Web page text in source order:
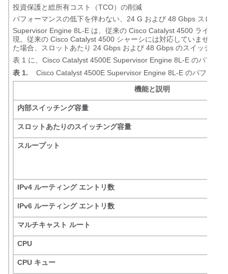
投資保護と総所有コスト（TCO）の削減
パフォーマンスの低下を伴わない、24 G および 48 Gbps スロッ
Supervisor Engine 8L-E は、従来の Cisco Catalyst 4500 ライン
現。従来の Cisco Catalyst 4500 シャーシには対応していません
た場合、スロットあたり 24 Gbps および 48 Gbps のスイッチン
表 1 に、Cisco Catalyst 4500E Supervisor Engine 8L-E のパフォ
表 1. Cisco Catalyst 4500E Supervisor Engine 8L-E のパフォー
機能と説明
内部スイッチング容量
スロットあたりのスイッチング容量
スループット
IPv4 ルーティング エントリ数
IPv6 ルーティング エントリ数
マルチキャスト ルート
CPU
CPU キュー